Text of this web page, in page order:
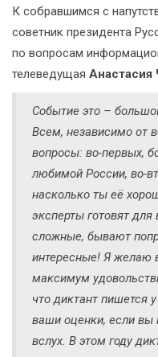
К собравшимся с
советник президента
по вопросам
телеведущая Анастасия
Событие это –
Всем, независимо от
вопросы: во-первых,
любимой России, во-
насколько ты её
эксперты готовят
сложные, бывают
интересные! Я желаю
максимум
что диктант пишется
ваши оценки, если вы
вслух. В этом году